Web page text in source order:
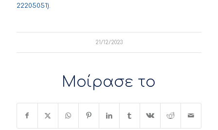
22205051).
21/12/2023
Μοίρασε το